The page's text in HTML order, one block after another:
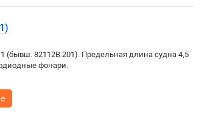
(бывш. 82112B.201). Предельная длина судна 4,5
фонари.